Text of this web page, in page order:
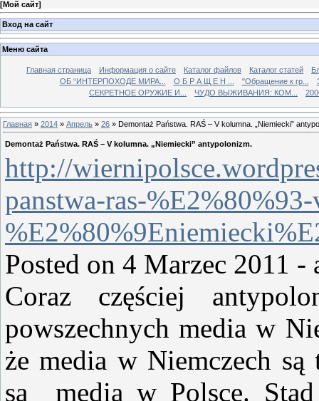
[Мой сайт]
Вход на сайт
Меню сайта
Главная страница Информация о сайте Каталог файлов Каталог статей
ОБ “ИНТЕРПОХОДЕ МИРА...
О Б Р А Щ Е Н ... "Обращение к гр...
СЕКРЕТНОЕ ОРУЖИЕ И...
ЧУДО ВЫЖИВАНИЯ: КОМ...
Главная » 2014 » Апрель » 26 » Demontaż Państwa. RAŚ – V kolumna. „Niemiecki”
Demontaż Państwa. RAŚ – V kolumna. „Niemiecki” antypolonizm.
http://
panstwa-ras-
Posted on 4 Marzec 2011
Coraz częściej
powszechnych media w
że media w Niemczech
są media w Polsce.